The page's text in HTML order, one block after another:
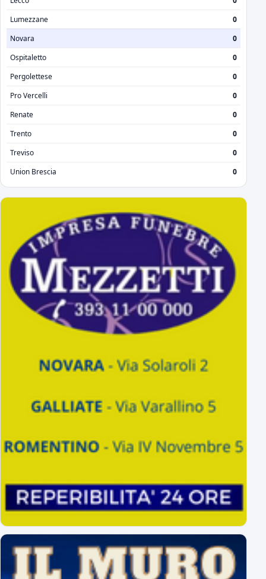
Lumezzane
0
Novara
0
Ospitaletto
0
Pergolettese
0
Pro Vercelli
0
Renate
0
Trento
0
Treviso
0
Union Brescia
0